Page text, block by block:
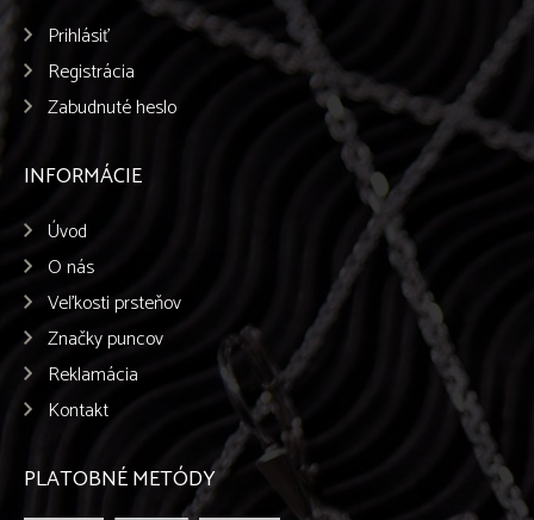
Prihlásiť
Registrácia
Zabudnuté heslo
INFORMÁCIE
Úvod
O nás
Veľkosti prsteňov
Značky puncov
Reklamácia
Kontakt
PLATOBNÉ METÓDY